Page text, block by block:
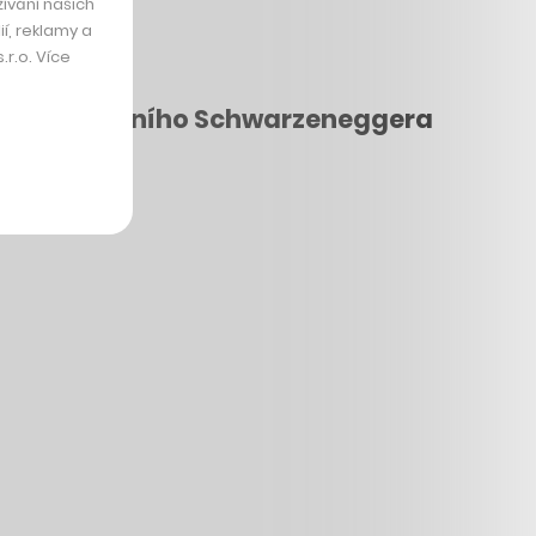
a herního Schwarzeneggera
iVysílání?
reklamy a
Více